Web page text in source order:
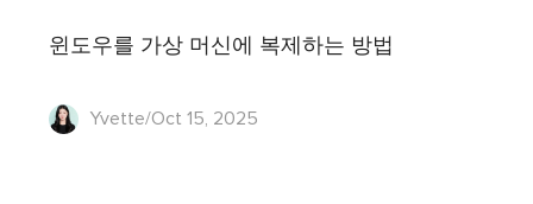
윈도우를 가상 머신에 복제하는 방법
Yvette/Oct 15, 2025